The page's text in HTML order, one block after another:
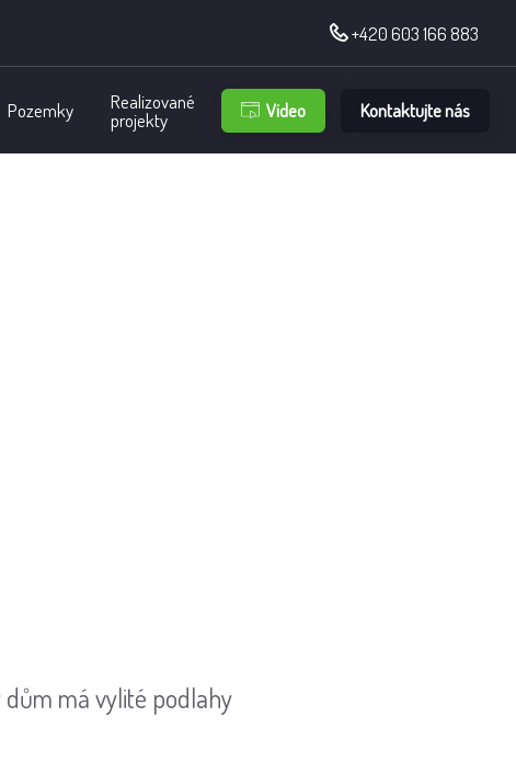
+420 603 166 883
Pozemky
Realizované
projekty
Video Kontaktujte nás
dům má vylité podlahy